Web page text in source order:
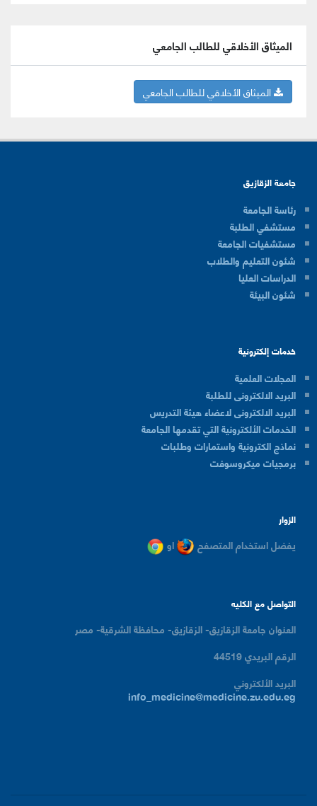
الميثاق الأخلاقي للطالب الجامعي
الميثاق الأخلاقي للطالب الجامعي
جامعة الزقازيق
رئاسة الجامعة
مستشفي الطلبة
مستشفيات الجامعة
شئون التعليم والطلاب
الدراسات العليا
شئون البيئة
خدمات إلكترونية
المجلات العلمية
البريد الالكترونى للطلبة
البريد الالكترونى لاعضاء هيئة التدريس
الخدمات الألكترونية التي تقدمها الجامعة
نماذج الكترونية واستمارات وطلبات
برمجيات ميكروسوفت
الزوار
يفضل استخدام المتصفح او
التواصل مع الكليه
العنوان جامعة الزقازيق- الزقازيق- محافظة الشرقية- مصر
الرقم البريدي44519
البريد الألكتروني
info_medicine@medicine.zu.edu.eg